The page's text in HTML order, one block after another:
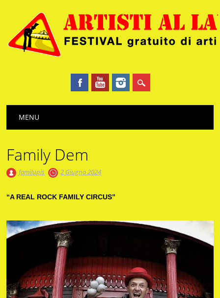
Main menu
MENU
Family Dem
familupis 2 Giugno 2024
“A REAL ROCK FAMILY CIRCUS”